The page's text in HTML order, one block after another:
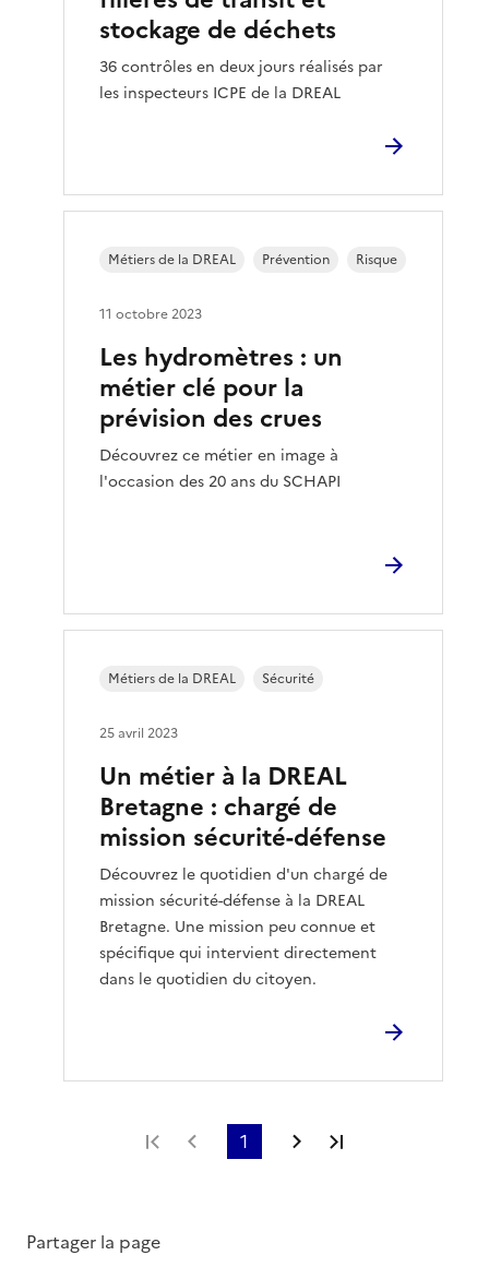
stockage de déchets
36 contrôles en deux jours réalisés par
les inspecteurs ICPE de la DREAL
Les hydromètres : un
métier clé pour la
prévision des crues
Découvrez ce métier en image à
l'occasion des 20 ans du SCHAPI
Métiers de la DREAL Prévention Risque
11 octobre 2023
Un métier à la DREAL
Bretagne : chargé de
mission sécurité-défense
Découvrez le quotidien d'un chargé de
mission sécurité-défense à la DREAL
Bretagne. Une mission peu connue et
spécifique qui intervient directement
dans le quotidien du citoyen.
Métiers de la DREAL Sécurité
25 avril 2023
Première page
Page précédente
1 Page suivante
Partager la page